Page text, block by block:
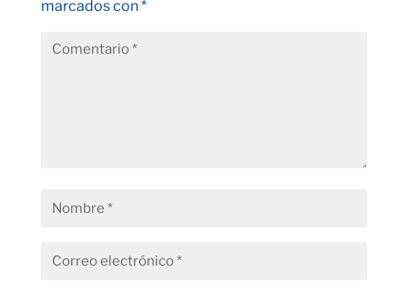
marcados con*